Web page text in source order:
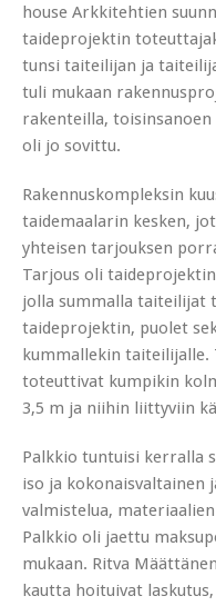
house Arkkitehtien
taideprojektin
tunsi taiteilijan ja
tuli mukaan
rakenteilla,
oli jo sovittu.
Rakennuskompleksin
taidemaalarin kesken,
yhteisen tarjouksen
Tarjous oli
jolla summalla taiteilijat
taideprojektin, puolet
kummallekin taiteilijalle.
toteuttivat kumpikin
3,5 m ja niihin liittyviin
Palkkio tuntuisi kerralla
iso ja kokonaisvaltainen
valmistelua,
Palkkio oli jaettu
mukaan. Ritva
kautta hoituivat